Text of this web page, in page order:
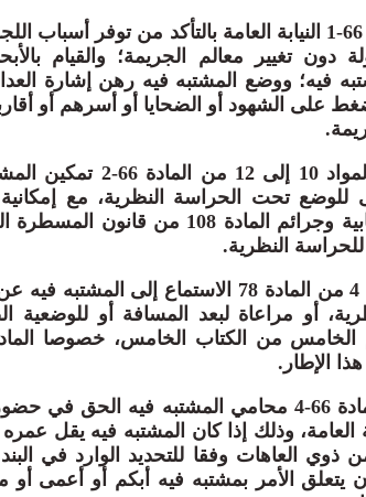
ألزمت المادة 66-1 النيابة العامة بالتأكد من
دون تغيير معالم الجريمة؛ والقيام
فيه؛ ووضع المشتبه فيه رهن إشارة
على الشهود أو الضحايا أو أسرهم أو
كما فرضت المواد 10
للوضع تحت الحراسة النظرية، مع
الجرائم الإرهابية وجرائم
للحراسة النظرية.
أتاحت الفقرة 4 من المادة 78 الاستماع
أو مراعاة لبعد المسافة أو
الإطار.
كما منحت المادة 66-4 محامي المشتبه فيه
العامة، وذلك إذا كان المشتبه فيه يقل
أن يتعلق الأمر بمشتبه فيه أبكم أو أعمى